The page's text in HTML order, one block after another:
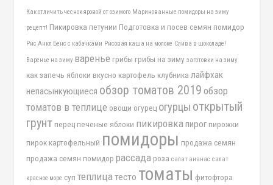
Как отличить чеснок яровой от озимого Маринованные помидоры на зиму
рецепт! Пикировка петунии Подготовка и посев семян помидор
Рис Анкл Бенс с кабачками Рисовая каша на молоке Слива в шоколаде!
Варенье на зиму варенье грибы грибы на зиму заготовки на зиму
как запечь яблоки вкусно картофель клубника лайфхак
непасынкующиеся обзор томатов 2019 обзор
томатов в теплице овощи огурец огурцы открытый
грунт перец печеные яблоки пикировка пирог пирожки
пирок картофельный помидоры продажа семян
продажа семян помидор рассада роза салат ананас салат
красное море суп теплица тесто томаты фитофтора